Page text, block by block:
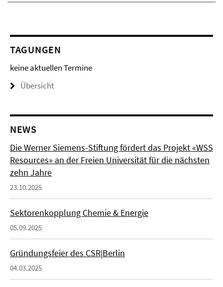
TAGUNGEN
keine aktuellen Termine
Übersicht
NEWS
Die Werner Siemens-Stiftung fördert das Projekt «WSS
Resources» an der Freien Universität für die nächsten
zehn Jahre
23.10.2025
Sektorenkopplung Chemie & Energie
05.09.2025
Gründungsfeier des CSR|Berlin
04.03.2025